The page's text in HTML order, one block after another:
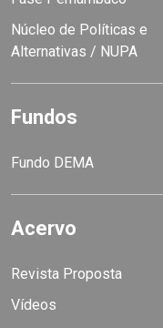
Núcleo de Políticas e
Alternativas / NUPA
Fundos
Fundo DEMA
Acervo
Revista Proposta
Vídeos